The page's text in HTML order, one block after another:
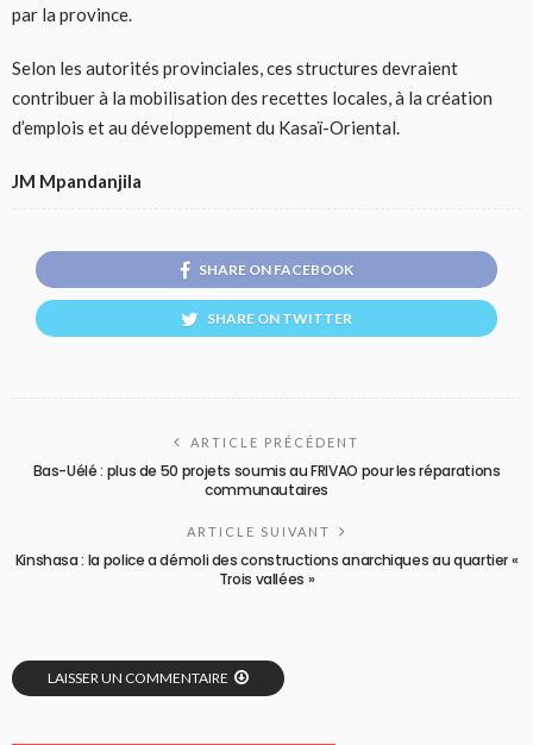
par la province.
Selon les autorités provinciales, ces structures devraient
contribuer à la mobilisation des recettes locales, à la création
d’emplois et au développement du Kasaï-Oriental.
JM Mpandanjila
SHARE ON FACEBOOK
SHARE ON TWITTER
ARTICLE PRÉCÉDENT
Bas-Uélé : plus de 50 projets soumis au FRIVAO pour les réparations
communautaires
ARTICLE SUIVANT
Kinshasa : la police a démoli des constructions anarchiques au quartier «
Trois vallées »
LAISSER UN COMMENTAIRE